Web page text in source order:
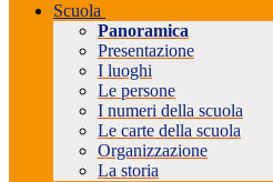
Scuola
Panoramica
Presentazione
I luoghi
Le persone
I numeri della scuola
Le carte della scuola
Organizzazione
La storia